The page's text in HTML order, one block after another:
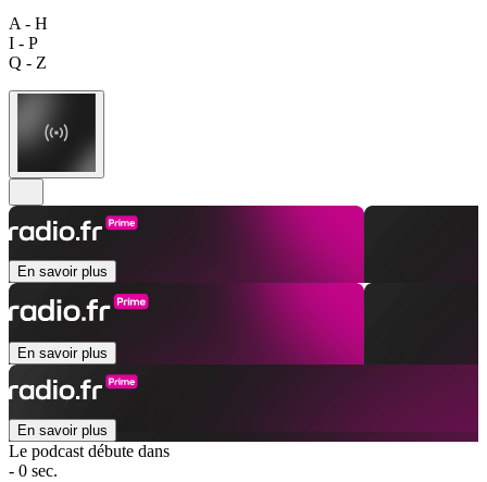
A - H
I - P
Q - Z
En savoir plus
En savoir plus
En savoir plus
Le podcast débute dans
- 0 sec.